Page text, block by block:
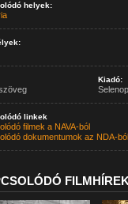
helyek:
Kiadó:
linkek
filmek a NAVA-ból
dokumentumok az NDA-ból
FILMHÍREK